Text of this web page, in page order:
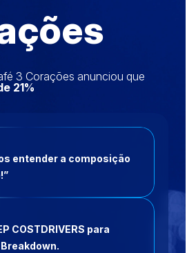
3 Corações anunciou que
21%
entender a composição
COSTDRIVERS para